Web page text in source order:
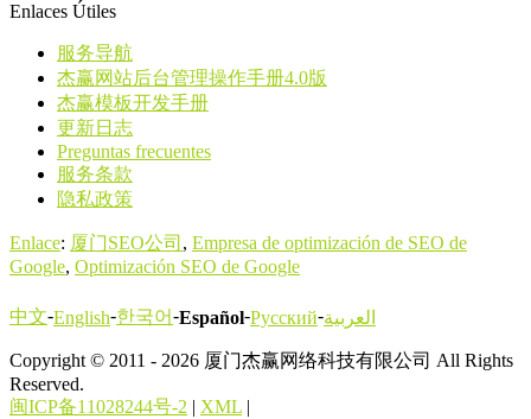
Enlaces Útiles
服务导航
杰赢网站后台管理操作手册4.0版
杰赢模板开发手册
更新日志
Preguntas frecuentes
服务条款
隐私政策
Enlace: 厦门SEO公司 , Empresa de optimización de SEO de
Google, Optimización SEO de Google
中文-English-한국어-Español-Русский-العربية
Copyright © 2011 - 2026 厦门杰赢网络科技有限公司 All Rights
Reserved.
闽ICP备11028244号-2 | XML |